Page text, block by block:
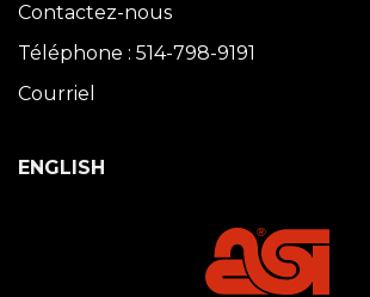
Contactez-nous
Téléphone : 514-798-9191
Courriel
ENGLISH